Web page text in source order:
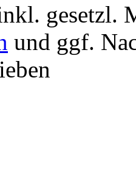
gesetzl.
und ggf.